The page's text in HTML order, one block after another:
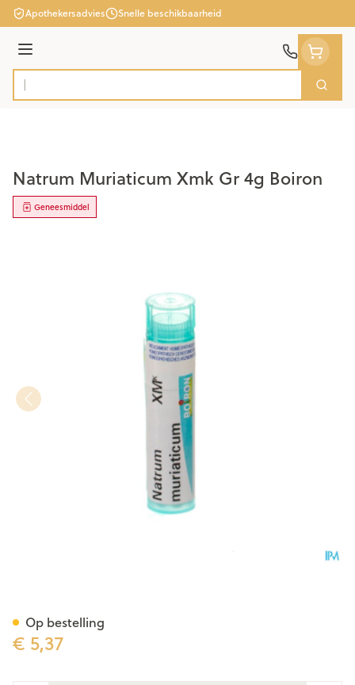
Ga naar de inhoud
Apothekersadvies Snelle beschikbaarheid
Menu
Product, merk, categorie... Zoek
Natrum Muriaticum Xmk Gr 4g Boiron
Geneesmiddel
€ 5,37
Op bestelling